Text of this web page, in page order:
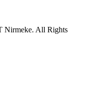
Nirmeke. All Rights